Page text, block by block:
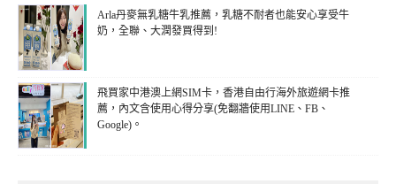
Arla丹麥無乳糖牛乳推薦，乳糖不耐者也能安心享受牛
奶，全聯、大潤發買得到!
飛買家中港澳上網SIM卡，香港自由行海外旅遊網卡推
薦，內文含使用心得分享(免翻牆使用LINE、FB、
Google)。